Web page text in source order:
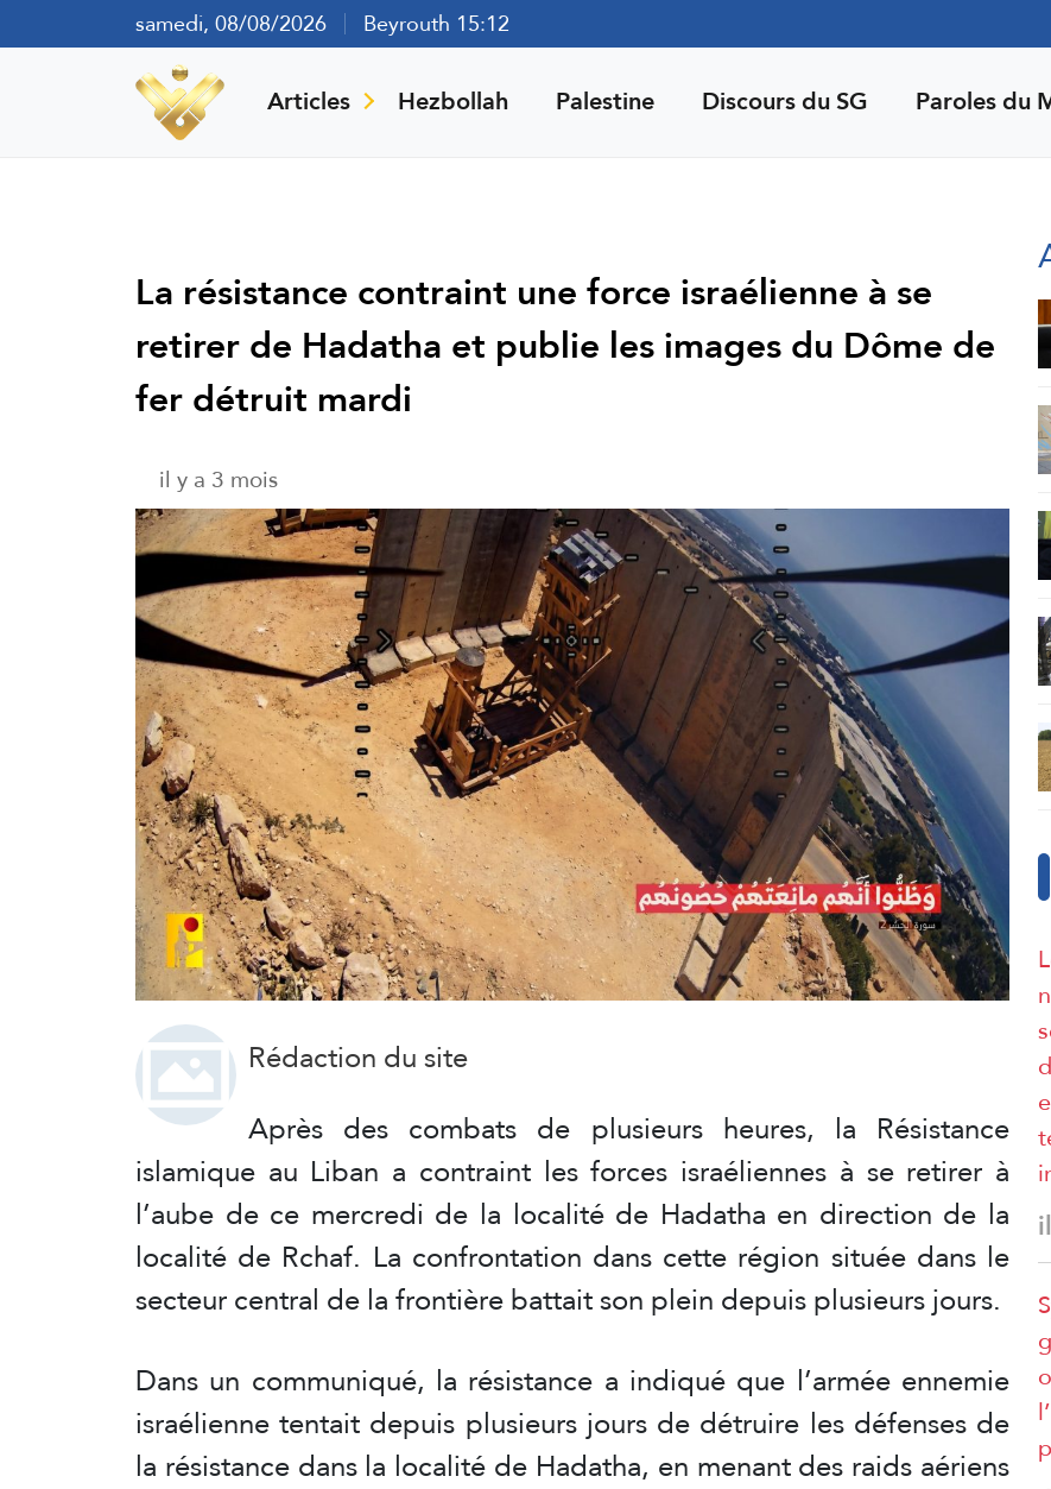
samedi, 08/08/2026 Beyrouth 15:12
Articles Hezbollah Palestine Discours du SG Paroles du
La résistance contraint une force israélienne à se
retirer de Hadatha et publie les images du Dôme de
fer détruit mardi
il y a 3 mois
Rédaction du site
Après des combats de plusieurs heures, la Résistance
islamique au Liban a contraint les forces israéliennes à se retirer à
l’aube de ce mercredi de la localité de Hadatha en direction de la
localité de Rchaf. La confrontation dans cette région située dans le
secteur central de la frontière battait son plein depuis plusieurs jours.
Dans un communiqué, la résistance a indiqué que l’armée ennemie
israélienne tentait depuis plusieurs jours de détruire les défenses de
la résistance dans la localité de Hadatha, en menant des raids aériens